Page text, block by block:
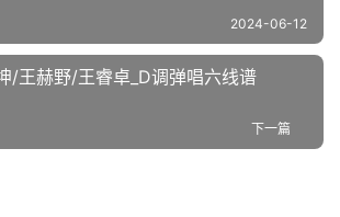
2024-06-12
/王赫野/王睿卓_D调弹唱六线谱
下一篇